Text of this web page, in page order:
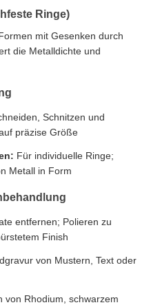
Ringe)
mit Gesenken durch
die Metalldichte und
Schnitzen und
präzise Größe
Für individuelle Ringe;
Metall in Form
entfernen; Polieren zu
Finish
von Mustern, Text oder
von Rhodium, schwarzem